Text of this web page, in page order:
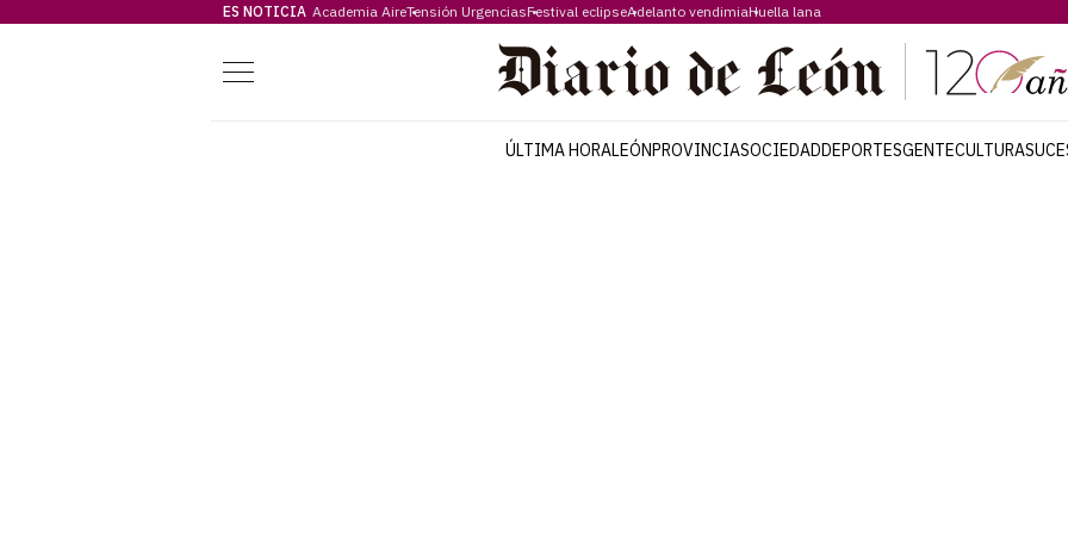
ES NOTICIA Academia AireTensión UrgenciasFestival eclipseAdelanto vendimiaHuella lana
Menú
ÚLTIMA HORALEÓNPROVINCIASOCIEDADDEPORTESGENTECULTURA